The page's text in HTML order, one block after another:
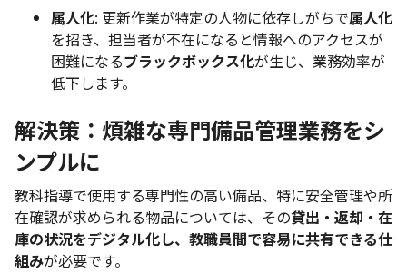
属人化: 更新作業が特定の人物に依存しがちで属人化
を招き、担当者が不在になると情報へのアクセスが
困難になるブラックボックス化が生じ、業務効率が
低下します。
解決策：煩雑な専門備品管理業務をシ
ンプルに
教科指導で使用する専門性の高い備品、特に安全管理や所
在確認が求められる物品については、その貸出・返却・在
庫の状況をデジタル化し、教職員間で容易に共有できる仕
組みが必要です。